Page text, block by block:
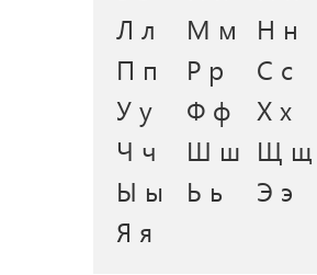
Л л
М м Н н
П п
Р р С с
У у
Ф ф Х х
Ч ч
Ш ш Щ щ
Ы ы
Ь ь Э э
Я я